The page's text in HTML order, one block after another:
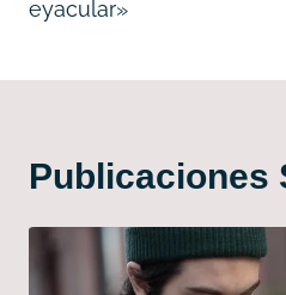
entradas
eyacular»
Publicaciones